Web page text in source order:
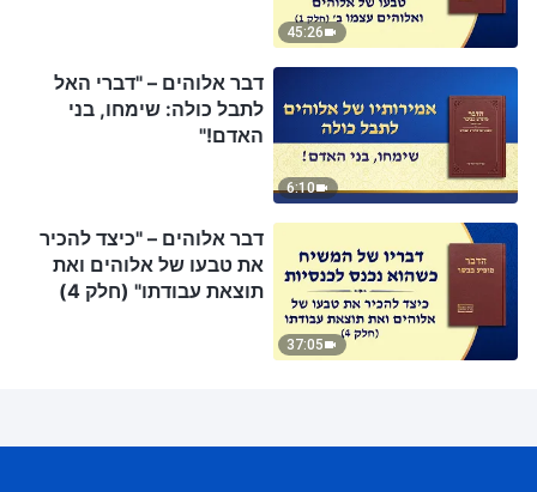
45:26
6:10
דבר אלוהים – "דברי האל
לתבל כולה: שימחו, בני
האדם!"
37:05
דבר אלוהים – "כיצד להכיר
את טבעו של אלוהים ואת
תוצאת עבודתו" (חלק 4)